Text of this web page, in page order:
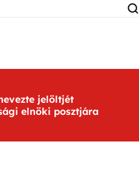
jelöltjét
elnöki posztjára